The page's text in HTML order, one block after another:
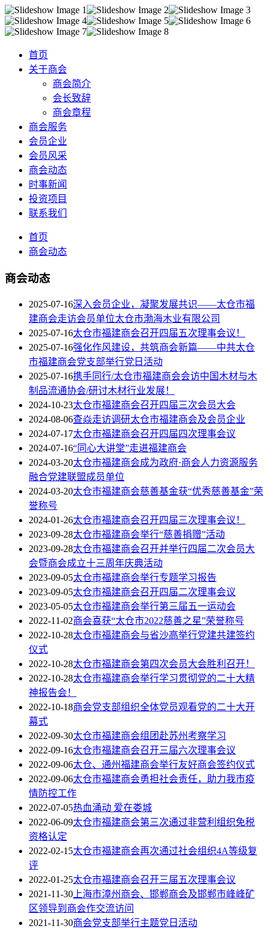
首页
关于商会
商会简介
会长致辞
商会章程
商会服务
会员企业
会员风采
商会动态
时事新闻
投资项目
联系我们
首页
商会动态
商会动态
2025-07-16深入会员企业，凝聚发展共识——太仓市福
建商会走访会员单位太仓市渤海木业有限公司
2025-07-16太仓市福建商会召开四届五次理事会议！
2025-07-16强化作风建设，共筑商会新篇——中共太仓
市福建商会党支部举行党日活动
2025-07-16携手同行/太仓市福建商会会访中国木材与木
制品流通协会/研讨木材行业发展！
2024-10-23太仓市福建商会召开四届三次会员大会
2024-08-06查焱走访调研太仓市福建商会及会员企业
2024-07-17太仓市福建商会召开四届四次理事会议
2024-07-16“同心大讲堂”走进福建商会
2024-03-20太仓市福建商会成为政府·商会人力资源服务
融合党建联盟成员单位
2024-03-20太仓市福建商会慈善基金获“优秀慈善基金”荣
誉称号
2024-01-26太仓市福建商会召开四届三次理事会议！
2023-09-28太仓市福建商会举行“慈善捐赠”活动
2023-09-28太仓市福建商会召开并举行四届二次会员大
会暨商会成立十三周年庆典活动
2023-09-05太仓市福建商会举行专题学习报告
2023-09-05太仓市福建商会召开四届二次理事会议
2023-05-05太仓市福建商会举行第三届五一运动会
2022-11-02商会喜获“太仓市2022慈善之星”荣誉称号
2022-10-28太仓市福建商会与省沙高举行党建共建签约
仪式
2022-10-28太仓市福建商会第四次会员大会胜利召开！
2022-10-28太仓市福建商会举行学习贯彻党的二十大精
神报告会！
2022-10-18商会党支部组织全体党员观看党的二十大开
幕式
2022-09-30太仓市福建商会组团赴苏州考察学习
2022-09-16太仓市福建商会召开三届六次理事会议
2022-09-06太仓、通州福建商会举行友好商会签约仪式
2022-09-06太仓市福建商会勇担社会责任，助力我市疫
情防控工作
2022-07-05热血涌动 爱在娄城
2022-06-09太仓市福建商会第三次通过非营利组织免税
资格认定
2022-02-15太仓市福建商会再次通过社会组织4A等级复
评
2022-01-25太仓市福建商会召开三届五次理事会议
2021-11-30上海市漳州商会、邯郸商会及邯郸市峰峰矿
区领导到商会作交流访问
2021-11-30商会党支部举行主题党日活动